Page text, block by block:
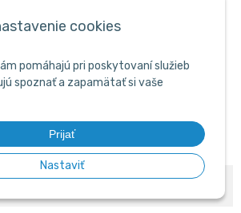
cookies
pomáhajú pri poskytovaní služieb
spoznať a zapamätať si vaše
Prijať
Nastaviť
Sledujte nás
ŠKP-SHOP
&e-shop Pohoda ConnectorbyNextCom